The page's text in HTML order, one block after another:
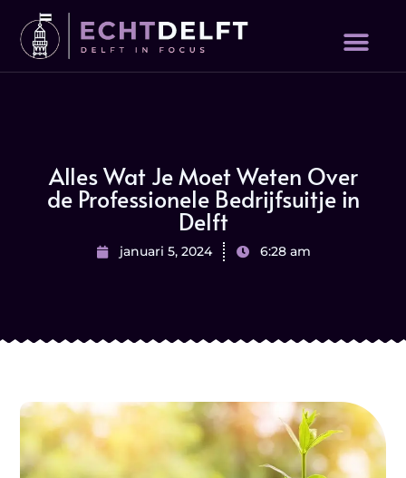
Alles Wat Je Moet Weten Over
de Professionele Bedrijfsuitje in
Delft
januari 5, 2024 6:28 am